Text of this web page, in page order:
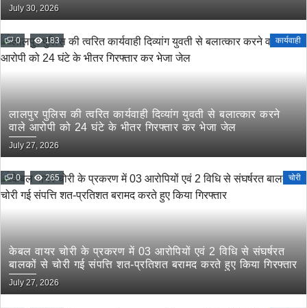
इत्यादि की रेलवे के माध्यम से तस्करी रोकने के लिए संयुक्त कार्यवाही
के दिये गये निर्देश
July 30, 2026
0 183 कार्यवाही
लालपुर पुलिस की त्वरित कार्यवाही दिव्यांग युवती से बलात्कार करने
वाले आरोपी को 24 घंटे के भीतर गिरफ्तार कर भेजा जेल
July 27, 2026
0 265 चोरी
केबल वायर चोरी के प्रकरण में 03 आरोपियों एवं 2 विधि से संघर्षरत
बालकों से चोरी गई संपत्ति शत-प्रतिशत बरामद करते हुए किया गिरफ्तार
July 27, 2026